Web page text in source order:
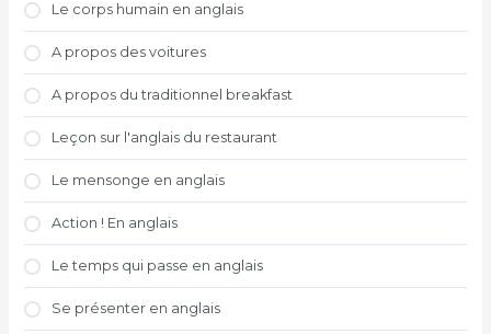
Le corps humain en anglais
A propos des voitures
A propos du traditionnel breakfast
Leçon sur l'anglais du restaurant
Le mensonge en anglais
Action ! En anglais
Le temps qui passe en anglais
Se présenter en anglais